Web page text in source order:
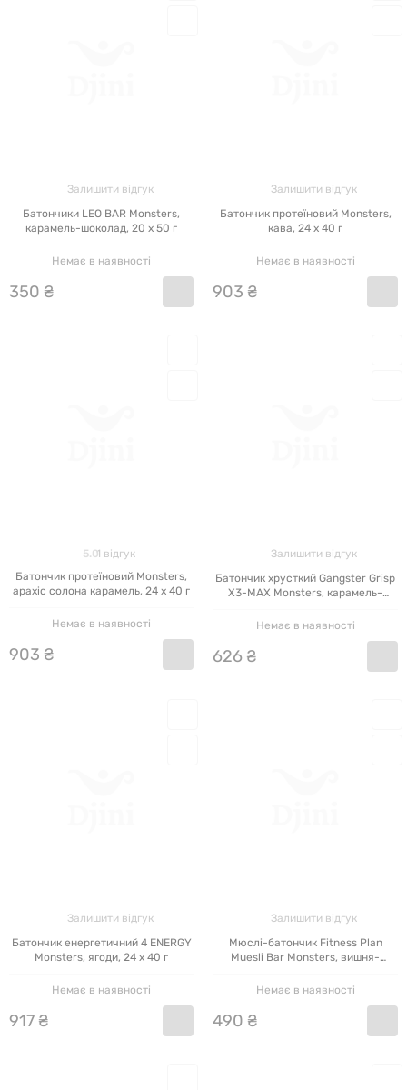
Залишити відгук
Батончики LEO BAR Monsters,
карамель-шоколад, 20 x 50 г
Немає в наявності
350 ₴
Залишити відгук
Батончик протеїновий Monsters,
кава, 24 x 40 г
Немає в наявності
903 ₴
5.01 відгук
Батончик протеїновий Monsters,
арахіс солона карамель, 24 x 40 г
Немає в наявності
903 ₴
Залишити відгук
Батончик хрусткий Gangster Grisp
X3-MAX Monsters, карамель-
Немає в наявності
626 ₴
Залишити відгук
Батончик енергетичний 4 ENERGY
Monsters, ягоди, 24 x 40 г
Немає в наявності
917 ₴
Залишити відгук
Мюслі-батончик Fitness Plan
Muesli Bar Monsters, вишня-
Немає в наявності
490 ₴